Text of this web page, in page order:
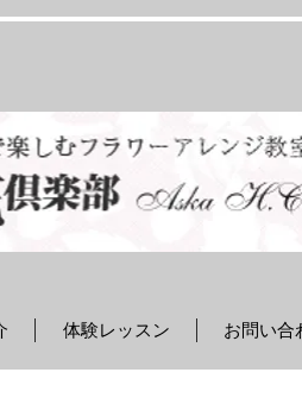
体験レッスン お問い合